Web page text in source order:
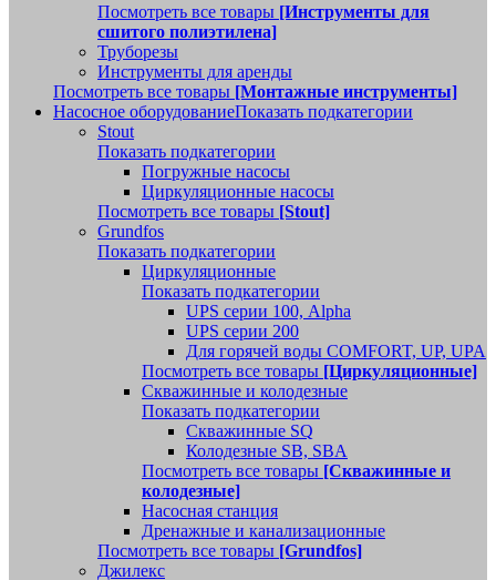
Посмотреть все товары [Инструменты для
сшитого полиэтилена]
Труборезы
Инструменты для аренды
Посмотреть все товары [Монтажные инструменты]
Насосное оборудованиеПоказать подкатегории
Stout
Показать подкатегории
Погружные насосы
Циркуляционные насосы
Посмотреть все товары [Stout]
Grundfos
Показать подкатегории
Циркуляционные
Показать подкатегории
UPS серии 100, Alpha
UPS серии 200
Для горячей воды COMFORT, UP, UPA
Посмотреть все товары [Циркуляционные]
Скважинные и колодезные
Показать подкатегории
Скважинные SQ
Колодезные SB, SBA
Посмотреть все товары [Скважинные и
колодезные]
Насосная станция
Дренажные и канализационные
Посмотреть все товары [Grundfos]
Джилекс